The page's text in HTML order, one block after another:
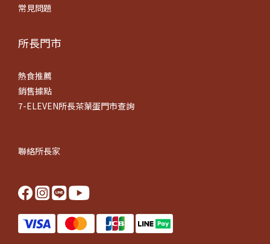
常見問題
所長門市
熱食推薦
銷售據點
7-ELEVEN所長茶葉蛋門市查詢
聯絡所長家